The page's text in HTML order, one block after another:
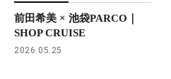
前田希美 × 池袋PARCO｜
SHOP CRUISE
2026.05.25